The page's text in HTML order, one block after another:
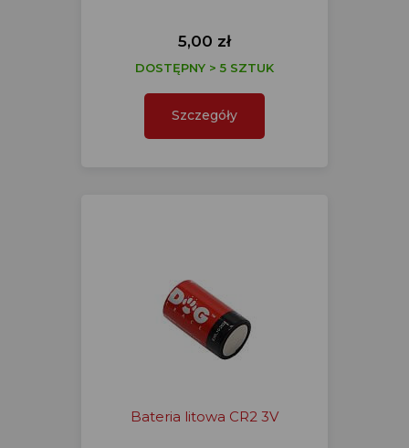
5,00 zł
DOSTĘPNY > 5 SZTUK
Szczegóły
Bateria litowa CR2 3V